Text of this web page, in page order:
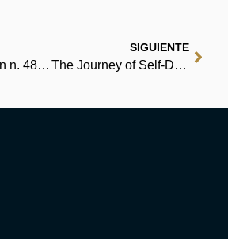
Detective Conan n. 48 – Libri Download
SIGUIENTE
The Journey of Self-Discovery : Read Book